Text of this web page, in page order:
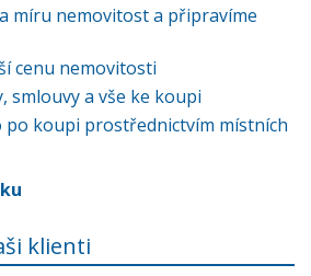
míru nemovitost a připravíme
cenu nemovitosti
smlouvy a vše ke koupi
po koupi prostřednictvím místních
klienti